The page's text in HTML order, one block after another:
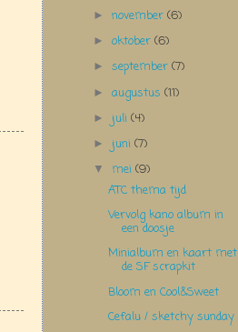
►november(6)
►oktober(6)
►september(7)
►augustus(11)
► juli(4)
► juni(7)
▼ mei(9)
ATC thema tijd
Vervolg kano album in
een doosje
Minialbum en kaart met
de SF scrapkit
Bloom en Cool&Sweet
Cefalu / sketchy sunday